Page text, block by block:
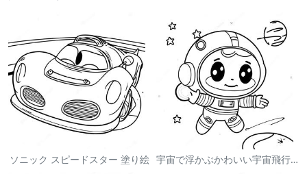
ソニック スピードスター 塗り絵 宇宙で浮かぶかわいい宇宙飛行士 塗り絵